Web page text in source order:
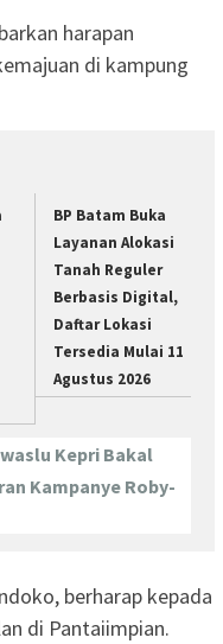
harapan
di kampung
BP Batam Buka
Layanan Alokasi
Tanah Reguler
Berbasis Digital,
Daftar Lokasi
Tersedia Mulai 11
Agustus 2026
Kepri Bakal
Kampanye Roby-
berharap kepada
di Pantaiimpian.